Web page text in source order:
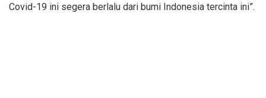
Covid-19 ini segera berlalu dari bumi Indonesia tercinta ini”.